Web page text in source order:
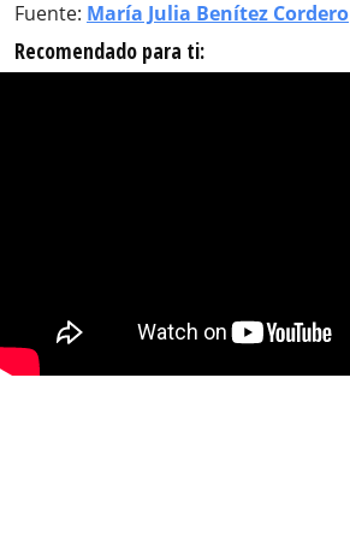
Fuente: María Julia Benítez Cordero
Recomendado para ti: